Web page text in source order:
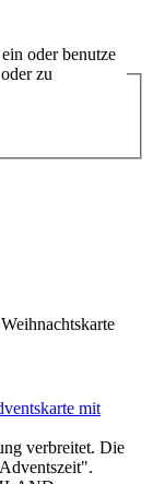
oder benutze
zu
mit
verbreitet. Die